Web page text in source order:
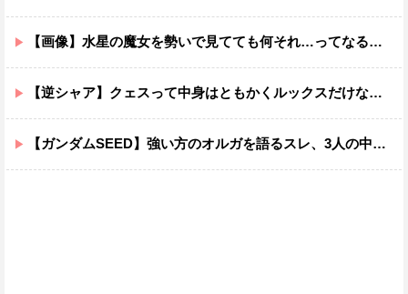
【画像】水星の魔女を勢いで見てても何それ…ってなる部分ｗｗｗｗｗｗｗｗ
【逆シャア】クェスって中身はともかくルックスだけなら最高だな
【ガンダムSEED】強い方のオルガを語るスレ、3人の中でも強化は一番されてない方